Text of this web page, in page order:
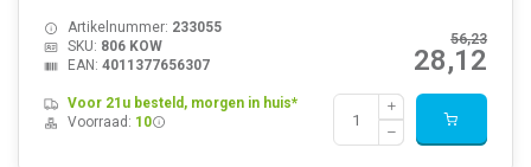
56,23
28,12
Artikelnummer: 233055
SKU: 806 KOW
EAN: 4011377656307
Voor 21u besteld, morgen in huis*
Voorraad: 10